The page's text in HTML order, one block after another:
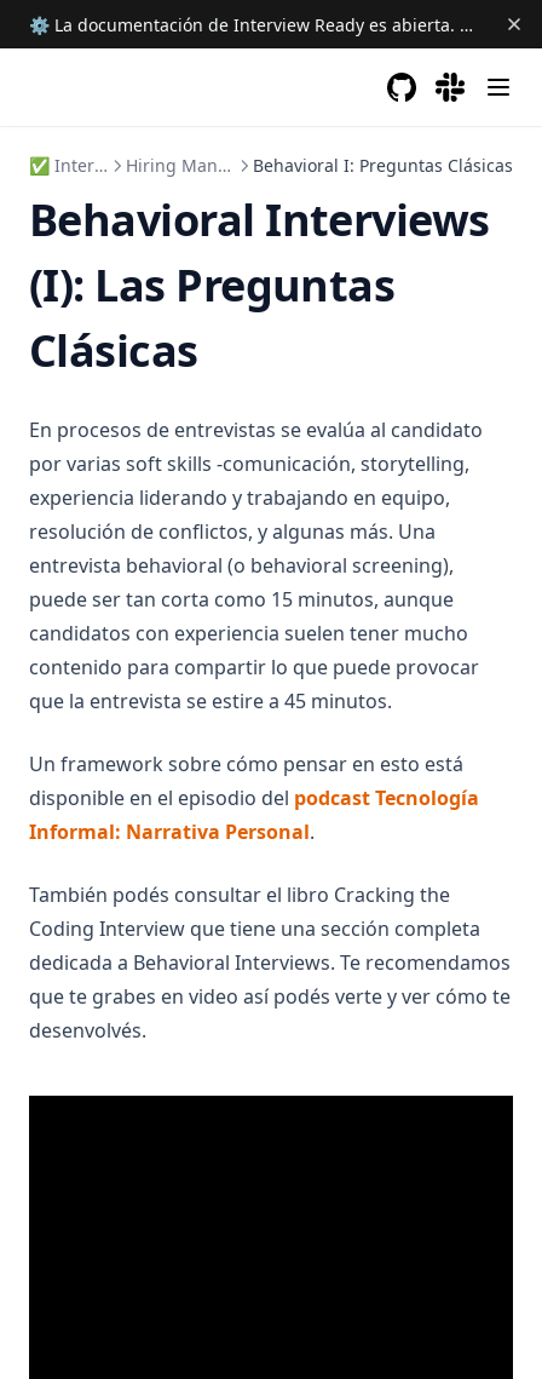
⚙ La documentación de Interview Ready es abierta.
✅ Interview Ready Hiring Manager Screening Behavioral I: Preguntas Clásicas
Behavioral Interviews
(I): Las Preguntas
Clásicas
En procesos de entrevistas se evalúa al candidato
por varias soft skills -comunicación, storytelling,
experiencia liderando y trabajando en equipo,
resolución de conflictos, y algunas más. Una
entrevista behavioral (o behavioral screening),
puede ser tan corta como 15 minutos, aunque
candidatos con experiencia suelen tener mucho
contenido para compartir lo que puede provocar
que la entrevista se estire a 45 minutos.
Un framework sobre cómo pensar en esto está
disponible en el episodio del podcast Tecnología
Informal: Narrativa Personal(opens in a new tab)
.
También podés consultar el libro Cracking the
Coding Interview que tiene una sección completa
dedicada a Behavioral Interviews. Te recomendamos
que te grabes en video así podés verte y ver cómo te
desenvolvés.